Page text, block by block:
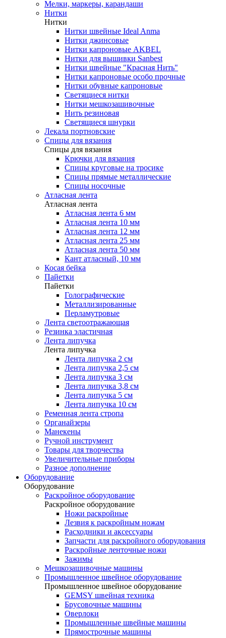
Мелки, маркеры, карандаши
Нитки
Нитки
Нитки швейные Ideal Anma
Нитки джинсовые
Нитки капроновые AKBEL
Нитки для вышивки Sanbest
Нитки швейные "Красная Нить"
Нитки капроновые особо прочные
Нитки обувные капроновые
Светящиеся нитки
Нитки мешкозашивочные
Нить резиновая
Светящиеся шнурки
Лекала портновские
Спицы для вязания
Спицы для вязания
Крючки для вязания
Спицы круговые на тросике
Спицы прямые металлические
Спицы носочные
Атласная лента
Атласная лента
Атласная лента 6 мм
Атласная лента 10 мм
Атласная лента 12 мм
Атласная лента 25 мм
Атласная лента 50 мм
Кант атласный, 10 мм
Косая бейка
Пайетки
Пайетки
Голографические
Металлизированные
Перламутровые
Лента светоотражающая
Резинка эластичная
Лента липучка
Лента липучка
Лента липучка 2 см
Лента липучка 2,5 см
Лента липучка 3 см
Лента липучка 3,8 см
Лента липучка 5 см
Лента липучка 10 см
Ременная лента стропа
Органайзеры
Манекены
Ручной инструмент
Товары для творчества
Увеличительные приборы
Разное дополнение
Оборудование
Оборудование
Раскройное оборудование
Раскройное оборудование
Ножи раскройные
Лезвия к раскройным ножам
Расходники и аксессуары
Запчасти для раскройного оборудования
Раскройные ленточные ножи
Зажимы
Мешкозашивочные машины
Промышленное швейное оборудование
Промышленное швейное оборудование
GEMSY швейная техника
Брусовочные машины
Оверлоки
Промышленные швейные машины
Прямострочные машины